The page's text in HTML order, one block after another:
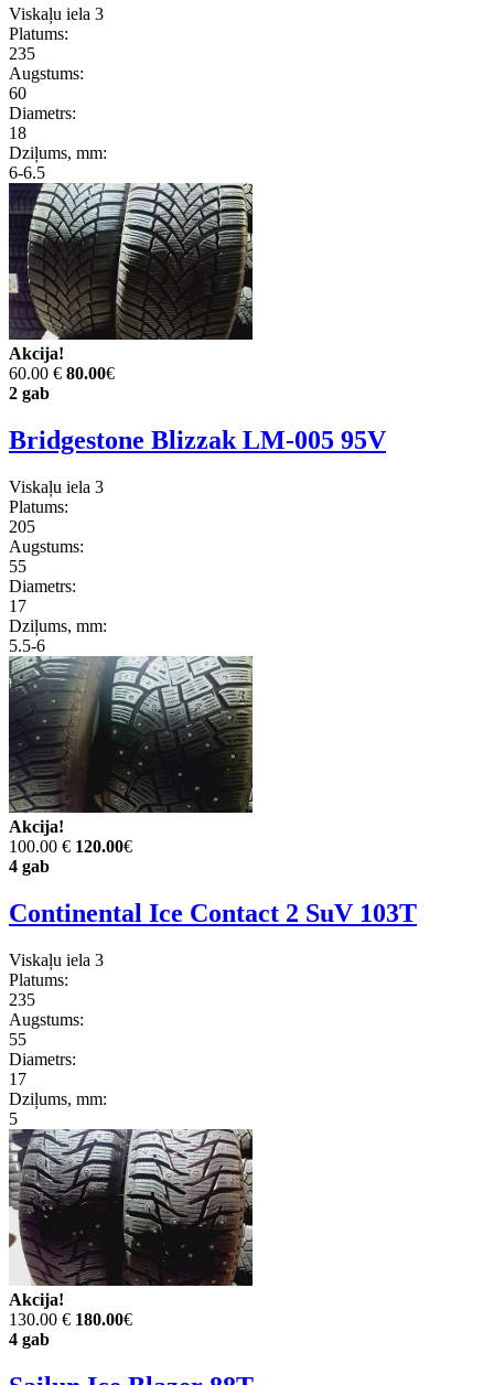
Viskaļu iela 3
Platums:
235
Augstums:
60
Diametrs:
18
Dziļums, mm:
6-6.5
Akcija!
60.00 € 80.00€
2 gab
Bridgestone Blizzak LM-005 95V
Viskaļu iela 3
Platums:
205
Augstums:
55
Diametrs:
17
Dziļums, mm:
5.5-6
Akcija!
100.00 € 120.00€
4 gab
Continental Ice Contact 2 SuV 103T
Viskaļu iela 3
Platums:
235
Augstums:
55
Diametrs:
17
Dziļums, mm:
5
Akcija!
130.00 € 180.00€
4 gab